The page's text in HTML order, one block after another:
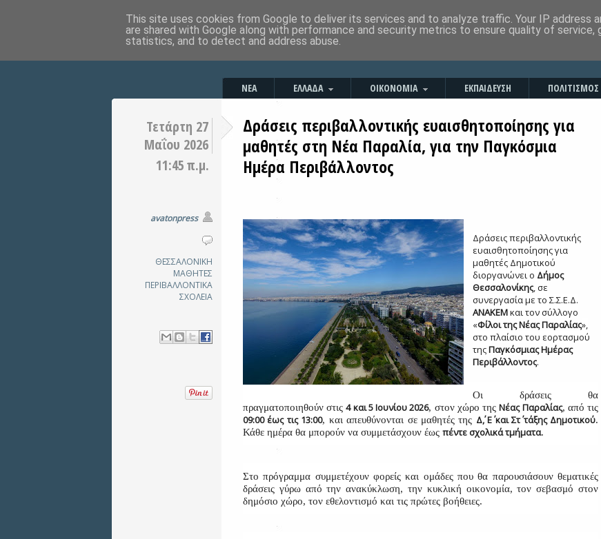
ΝΕΑ ΕΛΛΑΔΑ ΟΙΚΟΝΟΜΙΑ ΕΚΠΑΙΔΕΥΣΗ ΠΟΛΙΤΙΣΜΟΣ
Τετάρτη 27
Μαΐου 2026
11:45 π.μ.
avatonpress
ΘΕΣΣΑΛΟΝΙΚΗ
ΜΑΘΗΤΕΣ
ΠΕΡΙΒΑΛΛΟΝΤΙΚΑ
ΣΧΟΛΕΙΑ
Δράσεις περιβαλλοντικής ευαισθητοποίησης για
μαθητές στη Νέα Παραλία, για την Παγκόσμια
Ημέρα Περιβάλλοντος
Δράσεις περιβαλλοντικής
ευαισθητοποίησης για
μαθητές Δημοτικού
διοργανώνει ο Δήμος
Θεσσαλονίκης, σε
συνεργασία με το Σ.Σ.Ε.Δ.
ΑΝΑΚΕΜκαι τον σύλλογο
«Φίλοι της Νέας Παραλίας»,
στο πλαίσιο του εορτασμού
τηςΠαγκόσμιας Ημέρας
Περιβάλλοντος.
Οι δράσεις θα
πραγματοποιηθούν στις4 και 5 Ιουνίου 2026, στον χώρο τηςΝέας Παραλίας, από τις
09:00 έως τις 13:00, και απευθύνονται σε μαθητές της Δ΄, Ε΄ και Στ΄ τάξης Δημοτικού.
Κάθε ημέρα θα μπορούν να συμμετάσχουν έως πέντε σχολικά τμήματα.
Στο πρόγραμμα συμμετέχουν φορείς και ομάδες που θα παρουσιάσουν θεματικές
δράσεις γύρω από την ανακύκλωση, την κυκλική οικονομία, τον σεβασμό στον
δημόσιο χώρο, τον εθελοντισμό και τις πρώτες βοήθειες.
This site uses cookies from Google to deliver its services and to analyze traffic. Your IP address
are shared with Google along with performance and security metrics to ensure quality of service,
statistics, and to detect and address abuse.